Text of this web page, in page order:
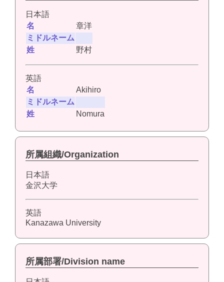
日本語
名
章洋
ミドルネーム
姓
野村
英語
名
Akihiro
ミドルネーム
姓
Nomura
所属組織/Organization
日本語
金沢大学
英語
Kanazawa University
所属部署/Division name